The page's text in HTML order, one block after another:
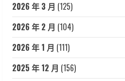
2026 年 3 月 (125)
2026 年 2 月 (104)
2026 年 1 月 (111)
2025 年 12 月 (156)